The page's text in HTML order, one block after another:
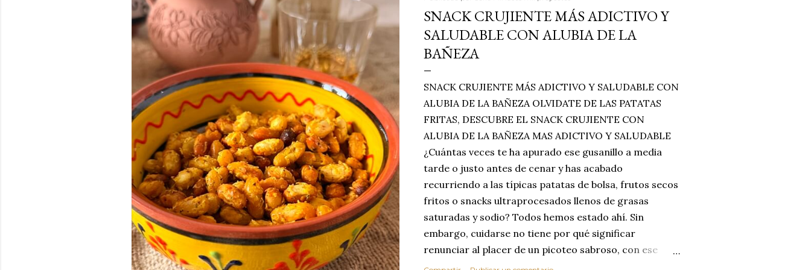
SNACK CRUJIENTE MÁS ADICTIVO Y
SALUDABLE CON ALUBIA DE LA
BAÑEZA
SNACK CRUJIENTE MÁS ADICTIVO Y SALUDABLE CON
ALUBIA DE LA BAÑEZA OLVIDATE DE LAS PATATAS
FRITAS, DESCUBRE EL SNACK CRUJIENTE CON
ALUBIA DE LA BAÑEZA MAS ADICTIVO Y SALUDABLE
¿Cuántas veces te ha apurado ese gusanillo a media
tarde o justo antes de cenar y has acabado
recurriendo a las típicas patatas de bolsa, frutos secos
fritos o snacks ultraprocesados llenos de grasas
saturadas y sodio? Todos hemos estado ahí. Sin
embargo, cuidarse no tiene por qué significar
renunciar al placer de un picoteo sabroso, con ese
toque tostado y crujiente que tanto nos satisface.